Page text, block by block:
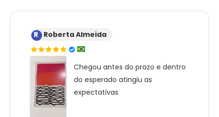
R Roberta Almeida
Chegou antes do prazo e dentro
do esperado atingiu as
expectativas